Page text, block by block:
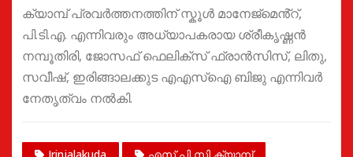
ക്യാമ്പ് പ്രവർത്തനത്തിന് സ്കൂൾ മാനേജ്മെൻ്റ്,
പി.ടി.എ. എന്നിവരും അധ്യാപകരായ ശ്രീകൃഷ്ണൻ
നമ്പൂതിരി, ജോസഫ് ഫെലിക്സ് ഫ്രാൻസിസ്, ലിതു,
സവീഷ്, ഇരിങ്ങാലക്കുട എഎസ്ഐ ബിജു എന്നിവർ
നേതൃത്വം നൽകി.